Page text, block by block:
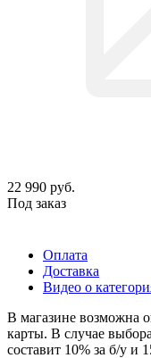
22 990 руб.
Под заказ
Оплата
Доставка
Видео о
В магазине возможна
карты. В случае
составит 10% за б/у и